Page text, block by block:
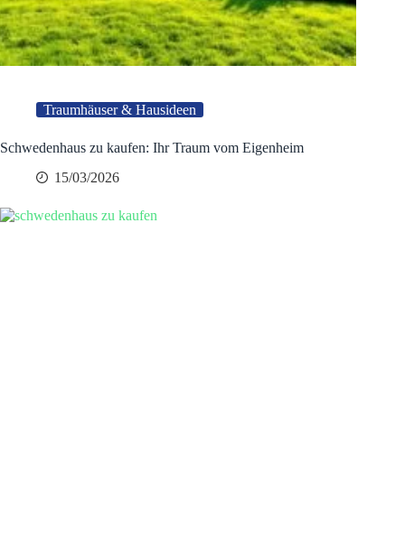
Traumhäuser & Hausideen
Schwedenhaus zu kaufen: Ihr Traum vom Eigenheim
15/03/2026